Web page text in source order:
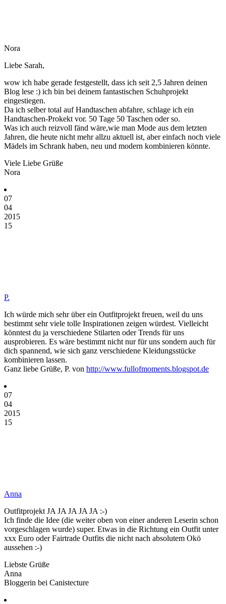
Nora
Liebe Sarah,
wow ich habe gerade festgestellt, dass ich seit 2,5 Jahren deinen
Blog lese :) ich bin bei deinem fantastischen Schuhprojekt
eingestiegen.
Da ich selber total auf Handtaschen abfahre, schlage ich ein
Handtaschen-Prokekt vor. 50 Tage 50 Taschen oder so.
Was ich auch reizvoll fänd wäre,wie man Mode aus dem letzten
Jahren, die heute nicht mehr allzu aktuell ist, aber einfach noch viele
Mädels im Schrank haben, neu und modern kombinieren könnte.
Viele Liebe Grüße
Nora
07
04
2015
15
P.
Ich würde mich sehr über ein Outfitprojekt freuen, weil du uns
bestimmt sehr viele tolle Inspirationen zeigen würdest. Vielleicht
könntest du ja verschiedene Stilarten oder Trends für uns
ausprobieren. Es wäre bestimmt nicht nur für uns sondern auch für
dich spannend, wie sich ganz verschiedene Kleidungsstücke
kombinieren lassen.
Ganz liebe Grüße, P. von http://www.fullofmoments.blogspot.de
07
04
2015
15
Anna
Outfitprojekt JA JA JA JA JA :-)
Ich finde die Idee (die weiter oben von einer anderen Leserin schon
vorgeschlagen wurde) super. Etwas in die Richtung ein Outfit unter
xxx Euro oder Fairtrade Outfits die nicht nach absolutem Okö
aussehen :-)
Liebste Grüße
Anna
Bloggerin bei Canistecture